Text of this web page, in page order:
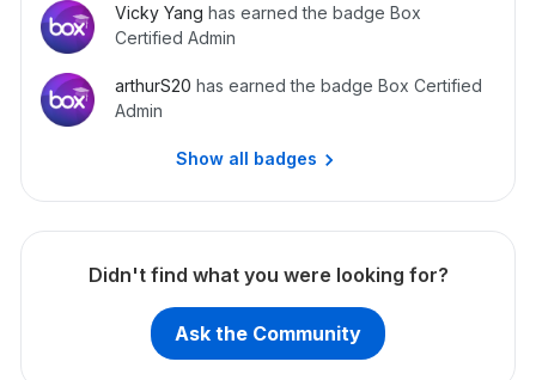
Vicky Yang has earned the badge Box
Certified Admin
arthurS20 has earned the badge Box Certified
Admin
Show all badges
Didn't find what you were looking for?
Ask the Community